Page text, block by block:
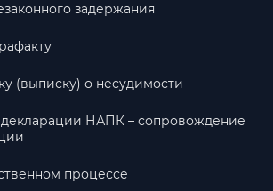
задержания
(выписку) о несудимости
НАПК – сопровождение
процессе